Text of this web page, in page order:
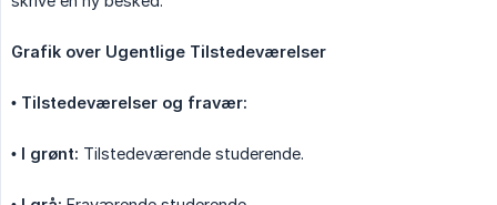
Grafik over Ugentlige Tilstedeværelser
• Tilstedeværelser og fravær:
• I grønt: Tilstedeværende studerende.